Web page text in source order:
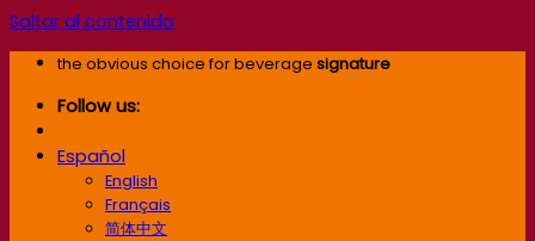
Saltar al contenido
the obvious choice for beverage signature
Follow us:
Español
English
Français
简体中文